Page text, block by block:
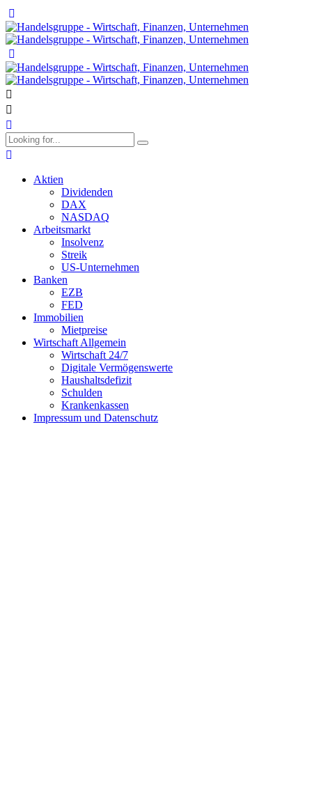
Aktien
Dividenden
DAX
NASDAQ
Arbeitsmarkt
Insolvenz
Streik
US-Unternehmen
Banken
EZB
FED
Immobilien
Mietpreise
Wirtschaft Allgemein
Wirtschaft 24/7
Digitale Vermögenswerte
Haushaltsdefizit
Schulden
Krankenkassen
Impressum und Datenschutz